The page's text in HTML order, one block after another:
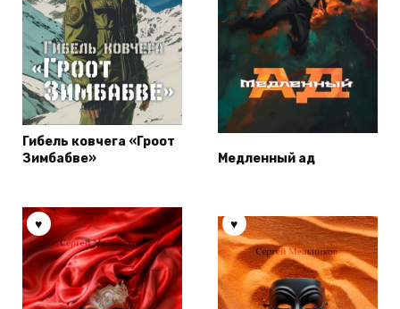
Гибель ковчега «Гроот
Зимбабве»
Медленный ад